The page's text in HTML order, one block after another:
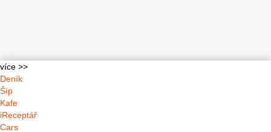
více >>
Deník
Šíp
Kafe
iReceptář
Cars